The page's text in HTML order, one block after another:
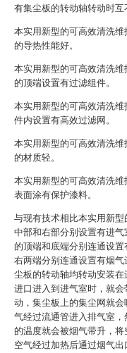
有集尘板的转动轴转动时互
本实用新型的可高效清洗
的导热性能好。
本实用新型的可高效清洗
的顶端设置有过滤组件。
本实用新型的可高效清洗
件内设置有高效过滤网。
本实用新型的可高效清洗
的材质轻。
本实用新型的可高效清洗
表面涂有保护漆料。
与现有技术相比本实用新型
中部和右部分别设置有进
的顶端和底端分别连通设
右两端分别连通设置有烟
尘板的转动轴均转动安装
进口进入到进气室时，就
动，集尘板上的集尘网就
气经过流通管进入排气室
的温度就会被烟气带升，将
空气经过加热后通过烟气出